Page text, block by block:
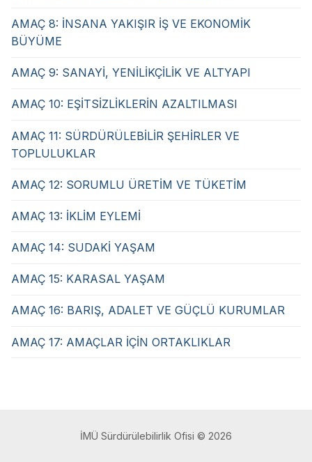
AMAÇ 8: İNSANA YAKIŞIR İŞ VE EKONOMİK
BÜYÜME
AMAÇ 9: SANAYİ, YENİLİKÇİLİK VE ALTYAPI
AMAÇ 10: EŞİTSİZLİKLERİN AZALTILMASI
AMAÇ 11: SÜRDÜRÜLEBİLİR ŞEHİRLER VE
TOPLULUKLAR
AMAÇ 12: SORUMLU ÜRETİM VE TÜKETİM
AMAÇ 13: İKLİM EYLEMİ
AMAÇ 14: SUDAKİ YAŞAM
AMAÇ 15: KARASAL YAŞAM
AMAÇ 16: BARIŞ, ADALET VE GÜÇLÜ KURUMLAR
AMAÇ 17: AMAÇLAR İÇİN ORTAKLIKLAR
İMÜ Sürdürülebilirlik Ofisi © 2026